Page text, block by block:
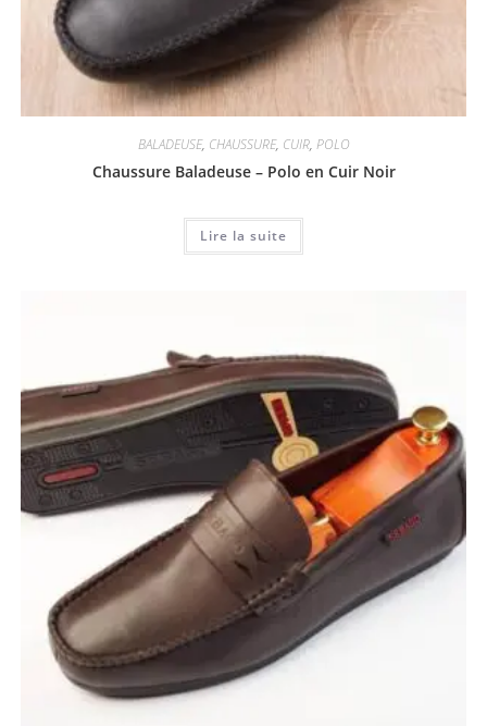
BALADEUSE, CHAUSSURE, CUIR, POLO
Chaussure Baladeuse – Polo en Cuir Noir
Lire la suite